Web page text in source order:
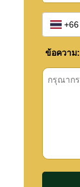
+66
ข้อความ: